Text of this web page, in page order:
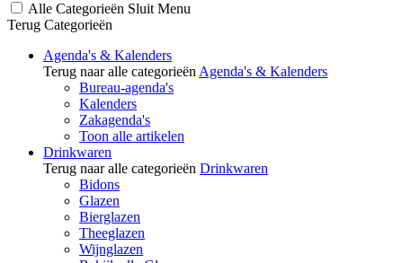
Alle Categorieën Sluit Menu
Terug Categorieën
Agenda's & Kalenders
Terug naar alle categorieën Agenda's & Kalenders
Bureau-agenda's
Kalenders
Zakagenda's
Toon alle artikelen
Drinkwaren
Terug naar alle categorieën Drinkwaren
Bidons
Glazen
Bierglazen
Theeglazen
Wijnglazen